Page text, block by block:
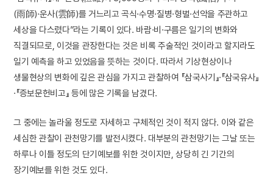
(雨師)·운사(雲師)를 거느리고 곡식·수명·질병·형벌·선악을 주관하고
세상을 다스렸다”라는 기록이 있다. 바람·비·구름은 일기의 변화와
직결되므로, 이것을 관장한다는 것은 비록 주술적인 것이라고 할지라도
일기 예측을 하고 있었음을 뜻하는 것이다. 따라서 기상현상이나
생물현상의 변화에 깊은 관심을 가지고 관찰하여 『삼국사기』·『삼국유사』
·『증보문헌비고』 등에 많은 기록을 남겼다.
그 중에는 놀라울 정도로 자세하고 구체적인 것이 적지 않다. 이와 같은
세심한 관찰이 관천망기를 발전시켰다. 대부분의 관천망기는 그날 또는
하루나 이틀 정도의 단기예보를 위한 것이지만, 상당히 긴 기간의
장기예보를 위한 것도 있다.